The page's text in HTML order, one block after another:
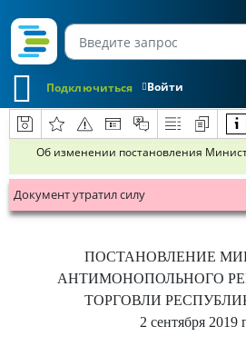
Войти
Подключиться
Об изменении постановления
Документ утратил силу
ПОСТАНОВЛЕНИЕ
АНТИМОНОПОЛЬНОГО
ТОРГОВЛИ
2 сентября 2019